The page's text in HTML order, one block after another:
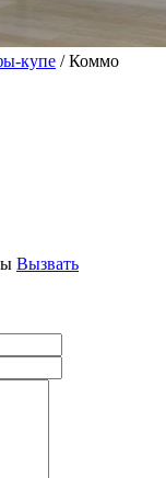
купе / Коммо
Вызвать